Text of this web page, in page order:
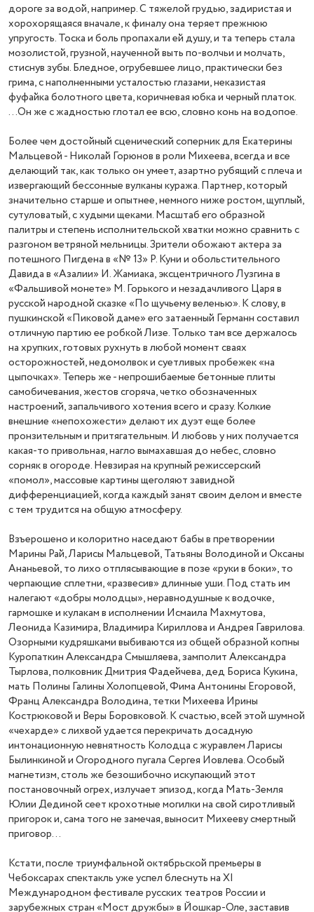
дороге за водой, например. С тяжелой грудью, задиристая и
хорохорящаяся вначале, к финалу она теряет прежнюю
упругость. Тоска и боль пропахали ей душу, и та теперь стала
мозолистой, грузной, наученной выть по-волчьи и молчать,
стиснув зубы. Бледное, огрубевшее лицо, практически без
грима, с наполненными усталостью глазами, неказистая
фуфайка болотного цвета, коричневая юбка и черный платок.
...Он же с жадностью глотал ее всю, словно конь на водопое.
Более чем достойный сценический соперник для Екатерины
Мальцевой - Николай Горюнов в роли Михеева, всегда и все
делающий так, как только он умеет, азартно рубящий с плеча и
извергающий бессонные вулканы куража. Партнер, который
значительно старше и опытнее, немного ниже ростом, щуплый,
сутуловатый, с худыми щеками. Масштаб его образной
палитры и степень исполнительской хватки можно сравнить с
разгоном ветряной мельницы. Зрители обожают актера за
потешного Пигдена в «№ 13» Р. Куни и обольстительного
Давида в «Азалии» И. Жамиака, эксцентричного Лузгина в
«Фальшивой монете» М. Горького и незадачливого Царя в
русской народной сказке «По щучьему веленью». К слову, в
пушкинской «Пиковой даме» его затаенный Германн составил
отличную партию ее робкой Лизе. Только там все держалось
на хрупких, готовых рухнуть в любой момент сваях
осторожностей, недомолвок и суетливых пробежек «на
цыпочках». Теперь же - непрошибаемые бетонные плиты
самобичевания, жестов сгоряча, четко обозначенных
настроений, запальчивого хотения всего и сразу. Колкие
внешние «непохожести» делают их дуэт еще более
пронзительным и притягательным. И любовь у них получается
какая-то привольная, нагло вымахавшая до небес, словно
сорняк в огороде. Невзирая на крупный режиссерский
«помол», массовые картины щеголяют завидной
дифференциацией, когда каждый занят своим делом и вместе
с тем трудится на общую атмосферу.
Взъерошено и колоритно наседают бабы в претворении
Марины Рай, Ларисы Мальцевой, Татьяны Володиной и Оксаны
Ананьевой, то лихо отплясывающие в позе «руки в боки», то
черпающие сплетни, «развесив» длинные уши. Под стать им
налегают «добры молодцы», неравнодушные к водочке,
гармошке и кулакам в исполнении Исмаила Махмутова,
Леонида Казимира, Владимира Кириллова и Андрея Гаврилова.
Озорными кудряшками выбиваются из общей образной копны
Куропаткин Александра Смышляева, замполит Александра
Тырлова, полковник Дмитрия Фадейчева, дед Бориса Кукина,
мать Полины Галины Холопцевой, Фима Антонины Егоровой,
Франц Александра Володина, тетки Михеева Ирины
Кострюковой и Веры Боровковой. К счастью, всей этой шумной
«чехарде» с лихвой удается перекричать досадную
интонационную невнятность Колодца с журавлем Ларисы
Былинкиной и Огородного пугала Сергея Иовлева. Особый
магнетизм, столь же безошибочно искупающий этот
постановочный огрех, излучает эпизод, когда Мать-Земля
Юлии Дединой сеет крохотные могилки на свой сиротливый
пригорок и, сама того не замечая, выносит Михееву смертный
приговор...
Кстати, после триумфальной октябрьской премьеры в
Чебоксарах спектакль уже успел блеснуть на XI
Международном фестивале русских театров России и
зарубежных стран «Мост дружбы» в Йошкар-Оле, заставив